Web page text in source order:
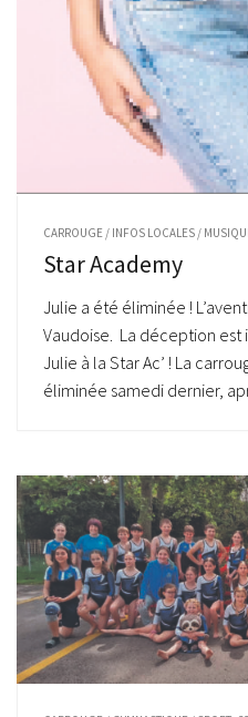
CARROUGE / INFOS LOCALES /
Star Academy
Julie a été éliminée !
Vaudoise. La déception est
Julie à la Star Ac’ ! La
éliminée samedi dernier,